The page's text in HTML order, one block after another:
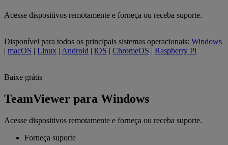
Acesse dispositivos remotamente e forneça ou receba suporte.
Disponível para todos os principais sistemas operacionais: Windows
| macOS | Linux | Android | iOS | ChromeOS | Raspberry Pi
Baixe grátis
TeamViewer para Windows
Acesse dispositivos remotamente e forneça ou receba suporte.
Forneça suporte